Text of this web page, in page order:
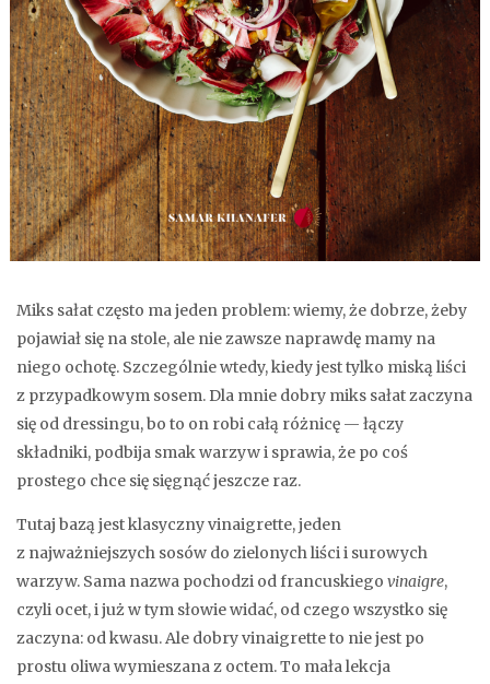
Miks sałat często ma jeden problem: wiemy, że dobrze, żeby
pojawiał się na stole, ale nie zawsze naprawdę mamy na
niego ochotę. Szczególnie wtedy, kiedy jest tylko miską liści
z przypadkowym sosem. Dla mnie dobry miks sałat zaczyna
się od dressingu, bo to on robi całą różnicę — łączy
składniki, podbija smak warzyw i sprawia, że po coś
prostego chce się sięgnąć jeszcze raz.
Tutaj bazą jest klasyczny vinaigrette, jeden
z najważniejszych sosów do zielonych liści i surowych
warzyw. Sama nazwa pochodzi od francuskiego vinaigre,
czyli ocet, i już w tym słowie widać, od czego wszystko się
zaczyna: od kwasu. Ale dobry vinaigrette to nie jest po
prostu oliwa wymieszana z octem. To mała lekcja